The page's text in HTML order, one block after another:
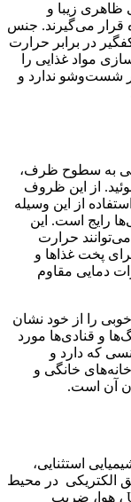
ظاهری زیبا و
قرار می‌گیرند. جنس
در برابر حرارت
مواد غذایی را
شست‌وشو ندارد و
به سطوح ظرف،
از این ظروف
از این وسیله
رایج است. این
حرارت
پخت غذاها و
دمایی مقاوم
را از خود نشان
و قنادی‌ها مورد
که دارد و
خانگی و
آن است.
استثنایی،
الکتریکی در محیط
گرم، مرطوب، مقاومت خوب در برابر نور،UV ، هوا، ضریب